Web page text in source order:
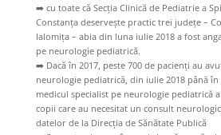
➡️cu toate că Secția Clinică de Pediatrie a
Constanța deservește practic trei județe –
Ialomița – abia din luna iulie 2018 a fost
pe neurologie pediatrică.
➡️Dacă în 2017, peste 700 de pacienți au
neurologie pediatrică, din iulie 2018 până în
medicul specialist pe neurologie pediatrică
copii care au necesitat un consult
datelor de la Direcția de Sănătate Publică